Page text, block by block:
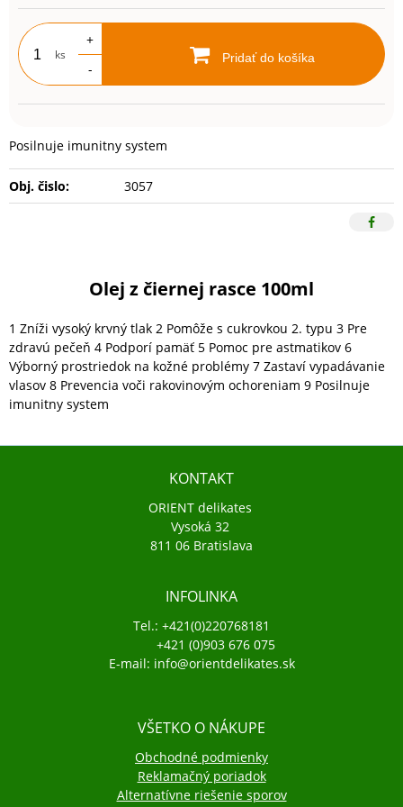
ks
+
-
Pridať do košíka
Posilnuje imunitny system
Obj. čislo: 3057
Olej z čiernej rasce 100ml
1 Zníži vysoký krvný tlak 2 Pomôže s cukrovkou 2. typu 3 Pre
zdravú pečeň 4 Podporí pamäť 5 Pomoc pre astmatikov 6
Výborný prostriedok na kožné problémy 7 Zastaví vypadávanie
vlasov 8 Prevencia voči rakovinovým ochoreniam 9 Posilnuje
imunitny system
KONTAKT
ORIENT delikates
Vysoká 32
811 06 Bratislava
INFOLINKA
Tel.: +421(0)220768181
+421 (0)903 676 075
E-mail: info@orientdelikates.sk
VŠETKO O NÁKUPE
Obchodné podmienky
Reklamačný poriadok
Alternatívne riešenie sporov